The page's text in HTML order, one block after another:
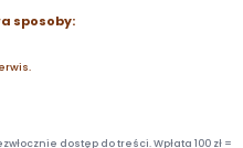
sposoby:
dostęp do treści. Wpłata 100 zł =